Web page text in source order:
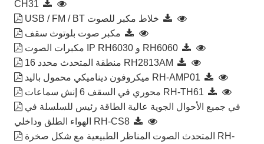
CH31
USB / FM / BT خلاط مكبر للصوت
مكبر صوت بلوتوث سقف
مكبرات الصوت IP RH6030 و RH6060
16 منطقة المتحدث محدد RH2813AM
ميكروفون ديناميكي محمول باليد RH-AMP01
محوري في السقف 6 إنش سماعات RH-TH61
في جميع الأحوال الجوية عالية الطاقة رئيس للسلسلة في
الهواء الطلق وداخلي RH-CS8
المتحدث الصوت المناظر الطبيعية مع شكل صخرة RH-